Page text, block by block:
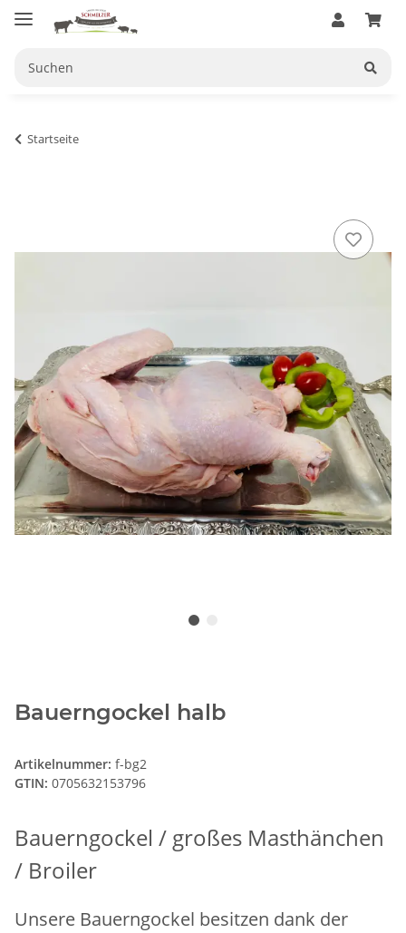
Startseite
Bauerngockel halb
Artikelnummer: f-bg2
GTIN: 0705632153796
Bauerngockel / großes Masthänchen
/ Broiler
Unsere Bauerngockel besitzen dank der